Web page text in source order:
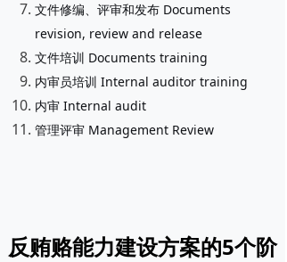
文件修编、评审和发布 Documents
revision, review and release
文件培训 Documents training
内审员培训 Internal auditor training
内审 Internal audit
管理评审 Management Review
反贿赂能力建设方案的5个阶